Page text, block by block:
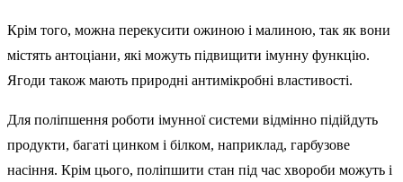
Крім того, можна перекусити ожиною і малиною, так як вони
містять антоціани, які можуть підвищити імунну функцію.
Ягоди також мають природні антимікробні властивості.
Для поліпшення роботи імунної системи відмінно підійдуть
продукти, багаті цинком і білком, наприклад, гарбузове
насіння. Крім цього, поліпшити стан під час хвороби можуть і